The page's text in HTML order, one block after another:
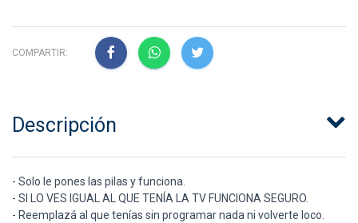
COMPARTIR:
Descripción
- Solo le pones las pilas y funciona.
- SI LO VES IGUAL AL QUE TENÍA LA TV FUNCIONA SEGURO.
- Reemplazá al que tenías sin programar nada ni volverte loco.